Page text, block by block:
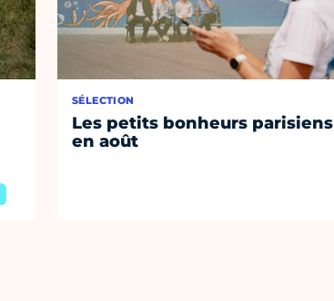
SÉLECTION
Les petits bonheurs parisiens
en août